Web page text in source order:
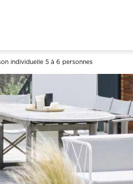
individuelle 5 à 6 personnes